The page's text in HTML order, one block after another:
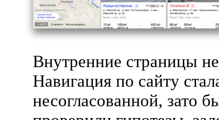
Внутренние страницы
Навигация по сайту
несогласованной, зато